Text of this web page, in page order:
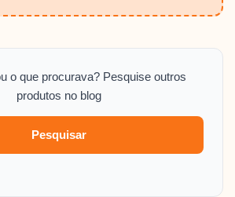
o que procurava? Pesquise outros
produtos no blog
Pesquisar